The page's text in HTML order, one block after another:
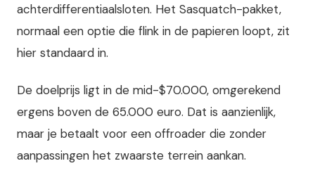
achterdifferentiaalsloten. Het Sasquatch-pakket,
normaal een optie die flink in de papieren loopt, zit
hier standaard in.
De doelprijs ligt in de mid-$70.000, omgerekend
ergens boven de 65.000 euro. Dat is aanzienlijk,
maar je betaalt voor een offroader die zonder
aanpassingen het zwaarste terrein aankan.